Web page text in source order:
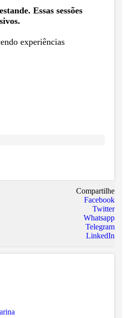
Essas sessões
experiências
Compartilhe
Facebook
Twitter
Whatsapp
Telegram
LinkedIn